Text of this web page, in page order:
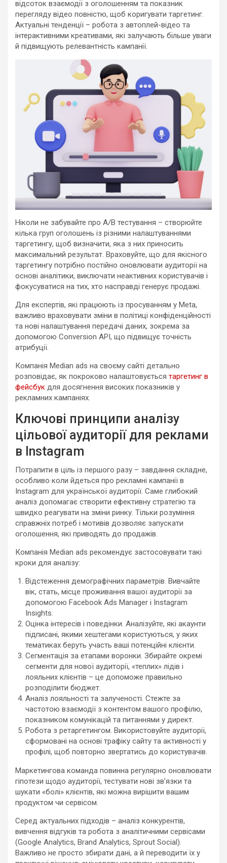
відсоток взаємодії з оголошенням та показник
перегляду відео повністю, щоб коригувати таргетинг.
Актуальні тенденції – робота з автоплей-відео та
інтерактивними креативами, які залучають більше уваги
й підвищують релевантність кампанії.
Ніколи не забувайте про A/B тестування – створюйте
кілька груп оголошень із різними налаштуваннями
таргетингу, щоб визначити, яка з них приносить
максимальний результат. Враховуйте, що для якісного
таргетингу потрібно постійно оновлювати аудиторії на
основі аналітики, виключати неактивних користувачів і
фокусуватися на тих, хто насправді генерує продажі.
Для експертів, які працюють із просуванням у Meta,
важливо враховувати зміни в політиці конфіденційності
та нові налаштування передачі даних, зокрема за
допомогою Conversion API, що підвищує точність
атрибуції.
Компанія Median ads на своєму сайті детально
розповідає, як покроково налаштовується таргетинг в
фейсбук для досягнення високих показників у
рекламних кампаніях.
Ключові принципи аналізу
цільової аудиторії для реклами
в Instagram
Потрапити в ціль із першого разу – завдання складне,
особливо коли йдеться про рекламні кампанії в
Instagram для української аудиторії. Саме глибокий
аналіз допомагає створити ефективну стратегію та
швидко реагувати на зміни ринку. Тільки розуміння
справжніх потреб і мотивів дозволяє запускати
оголошення, які приводять до продажів.
Компанія Median ads рекомендує застосовувати такі
кроки для аналізу:
Відстеження демографічних параметрів. Вивчайте
вік, стать, місце проживання вашої аудиторії за
допомогою Facebook Ads Manager і Instagram
Insights.
Оцінка інтересів і поведінки. Аналізуйте, які акаунти
підписані, якими хештегами користуються, у яких
тематиках беруть участь ваші потенційні клієнти.
Сегментація за етапами воронки. Збирайте окремі
сегменти для нової аудиторії, «теплих» лідів і
лояльних клієнтів – це допоможе правильно
розподілити бюджет.
Аналіз лояльності та залученості. Стежте за
частотою взаємодії з контентом вашого профілю,
показником комунікацій та питаннями у директ.
Робота з ретаргетингом. Використовуйте аудиторії,
сформовані на основі трафіку сайту та активності у
профілі, щоб повторно звертатись до користувачів.
Маркетингова команда повинна регулярно оновлювати
гіпотези щодо аудиторії, тестувати нові зв’язки та
шукати «болі» клієнтів, які можна вирішити вашим
продуктом чи сервісом.
Серед актуальних підходів – аналіз конкурентів,
вивчення відгуків та робота з аналітичними сервісами
(Google Analytics, Brand Analytics, Sprout Social).
Важливо не просто збирати дані, а й переводити їх у